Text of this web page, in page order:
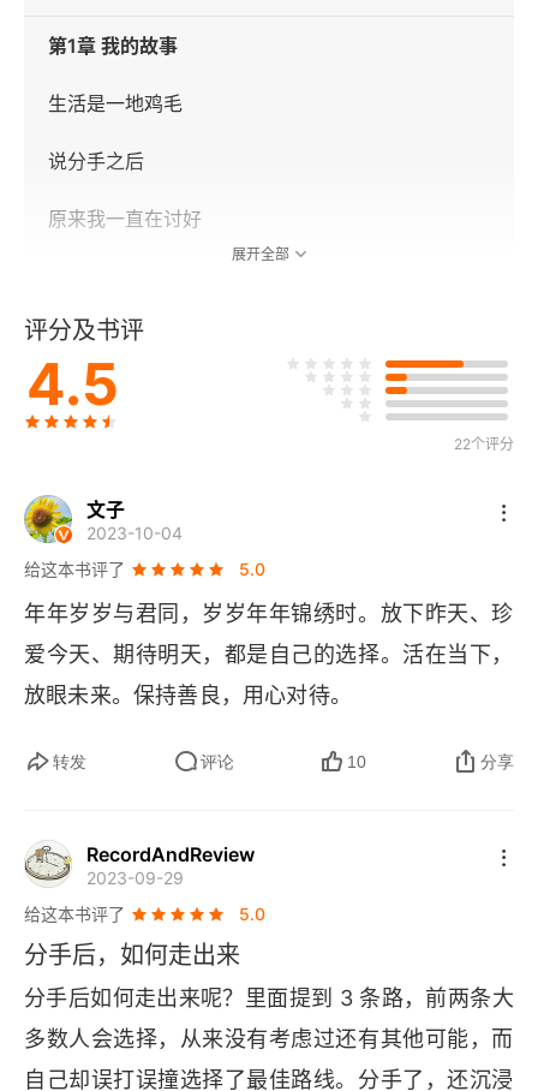
第1章 我的故事
生活是一地鸡毛
说分手之后
原来我一直在讨好
寻求帮助
令人痛苦的双人舞
创建确定感
吸引“对的”人
第2章 自我疗愈路线图：本书将如何改变你的人生
分手后的艰难
善待自己
处理哀伤
应对挑战
你要的生活与爱情，可望可及
第3章 解脱的第一要务：“断联”
展开全部
评分及书评
4.5
22个评分
文子
2023-10-04
给这本书评了
5.0
年年岁岁与君同，岁岁年年锦绣时。放下昨天、珍
爱今天、期待明天，都是自己的选择。活在当下，
放眼未来。保持善良，用心对待。
转发 评论 10 分享
RecordAndReview
2023-09-29
给这本书评了
5.0
分手后，如何走出来
分手后如何走出来呢？里面提到 3 条路，前两条大
多数人会选择，从来没有考虑过还有其他可能，而
自己却误打误撞选择了最佳路线。分手了，还沉浸